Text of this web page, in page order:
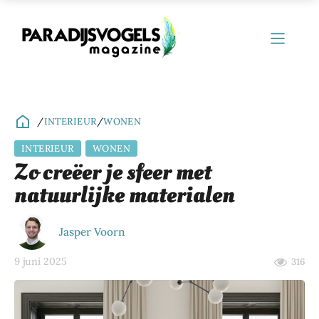
/INTERIEUR/WONEN
INTERIEUR WONEN
Zo creëer je sfeer met
natuurlijke materialen
Jasper Voorn
9 juni 2025 316